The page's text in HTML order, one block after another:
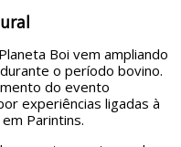
Boi vem ampliando
o período bovino.
do evento
experiências ligadas à
Parintins.